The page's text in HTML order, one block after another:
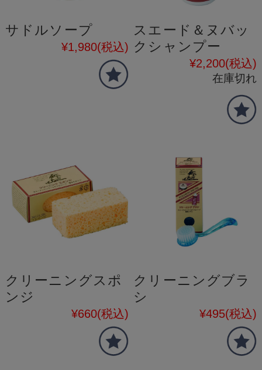
サドルソープ
¥1,980(税込)
スエード＆ヌバッ
クシャンプー
¥2,200(税込)
在庫切れ
クリーニングスポ
ンジ
¥660(税込)
クリーニングブラ
シ
¥495(税込)